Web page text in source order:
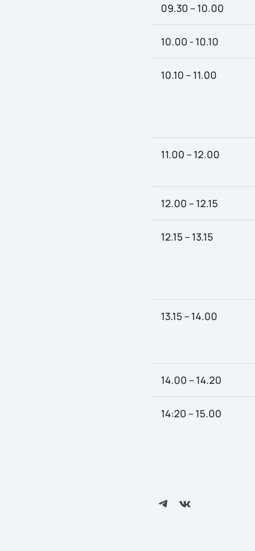
09.30 – 10.00
10.00 - 10.10
10.10 – 11.00
11.00 – 12.00
12.00 – 12.15
12.15 – 13.15
13.15 – 14.00
14.00 – 14.20
14:20 – 15.00